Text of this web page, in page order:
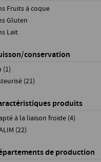
Restauration
Agur (1
Albray
99
(
de Savoie
(4)
Fruits à coque
Gluten
Lait
conservation
(1)
(21)
produits
à la liaison froide (4)
(22)
de production